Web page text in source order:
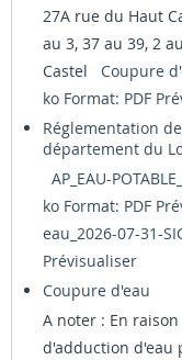
27A rue du Haut
au 3, 37 au 39, 2
Castel Coupure
ko Format: PDF
Réglementation
département du
AP_EAU-
ko Format: PDF
eau_2026-07-31-
Prévisualiser
Coupure d'eau
A noter : En
d'adduction d'eau